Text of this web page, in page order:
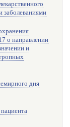
заболеваниями
о направлении
и
дня